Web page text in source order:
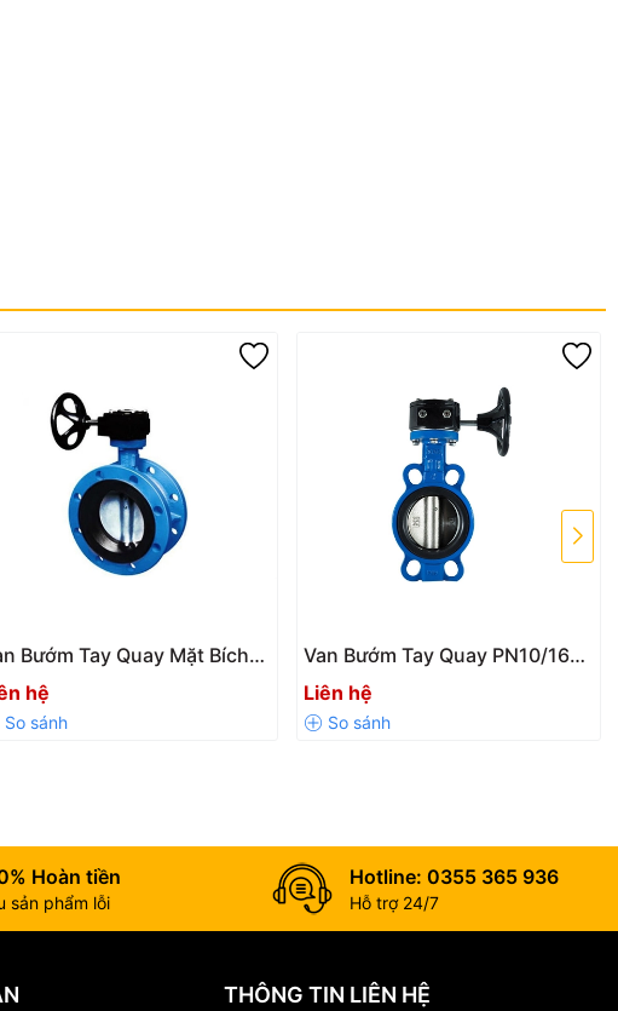
tiếp những tác động của các dòng lưu chất
dung môi trong hệ thống đường ống
suốt
chế hoạt động của Van bướm tương tự như Van Bi, Van Cổng . Nhưng
trọng lượng nhẹ hơn nên ít cần hỗ trợ hơn
và xí nghiệp sản xuất.
Bướm Tay Quay Mặt Bích
YDK Hàn Quốc | DN50 –
hệ
Van Bướm Tay Quay PN10/16
YDK Hàn Quốc | DN40 –
DN400, Giá Tốt
Liên hệ
Hoàn tiền
sản phẩm lỗi
Hotline: 0355 365 936
Hỗ trợ 24/7
THÔNG TIN LIÊN HỆ